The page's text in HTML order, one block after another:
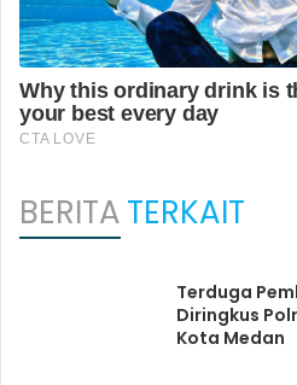
BERITATERKAIT
Terduga
Diringkus
Kota Medan